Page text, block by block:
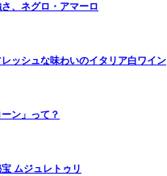
、ネグロ・アマーロ
ッシュな味わいのイタリア白ワイン
ン」って？
ムジュレトゥリ